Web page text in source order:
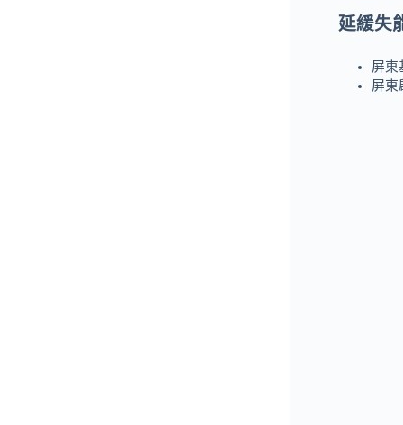
延緩失
屏東
屏東